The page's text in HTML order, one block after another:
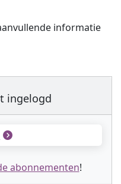
informatie
ingelogd
abonnementen!